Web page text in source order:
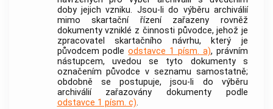
doby jejich vzniku. Jsou-li do výběru archiválií
mimo skartační řízení zařazeny rovněž
dokumentyvzniklé z činnosti původce, jehož je
zpracovatel skartačního návrhu, který je
původcem podleodstavce 1 písm. a), právním
nástupcem, uvedou se tyto dokumentys
označenímpůvodce v seznamu samostatně;
obdobně se postupuje, jsou-li do výběru
archiváliízařazoványdokumenty podle
odstavce 1 písm. c).